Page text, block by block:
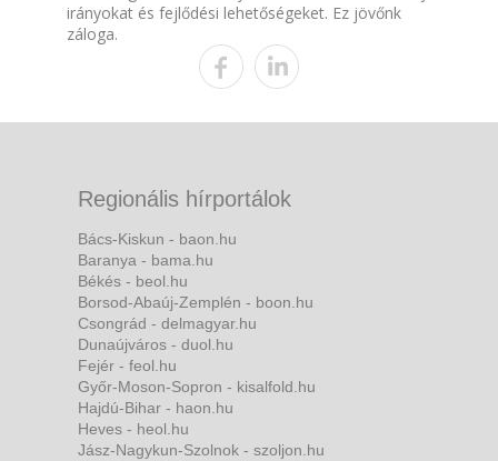
irányokat és fejlődési lehetőségeket. Ez jövőnk
záloga.
Regionális hírportálok
Bács-Kiskun - baon.hu
Baranya - bama.hu
Békés - beol.hu
Borsod-Abaúj-Zemplén - boon.hu
Csongrád - delmagyar.hu
Dunaújváros - duol.hu
Fejér - feol.hu
Győr-Moson-Sopron - kisalfold.hu
Hajdú-Bihar - haon.hu
Heves - heol.hu
Jász-Nagykun-Szolnok - szoljon.hu